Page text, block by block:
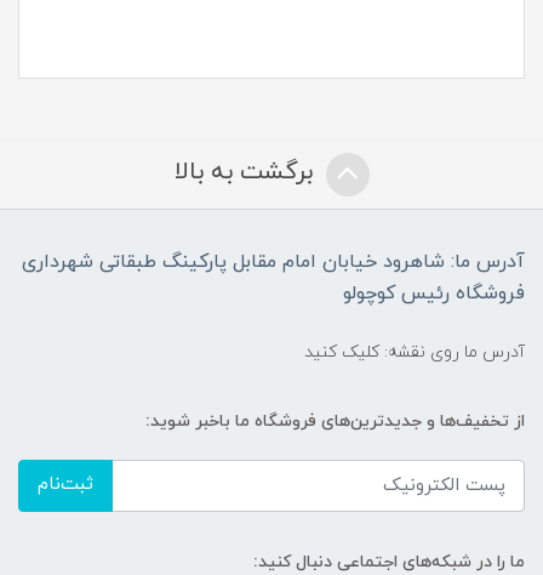
برگشت به بالا
آدرس ما: شاهرود خیابان امام مقابل پارکینگ طبقاتی شهرداری
فروشگاه رئیس کوچولو
آدرس ما روی نقشه: کلیک کنید
از تخفیف‌ها و جدیدترین‌های فروشگاه ما باخبر شوید:
ثبت‌نام
ما را در شبکه‌های اجتماعی دنبال کنید: